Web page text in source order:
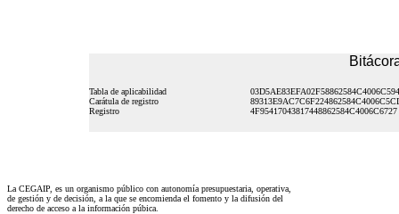
Tabla de aplicabilidad
Carátula de registro
Registro
4F95417043817448862584C4006C6727
La CEGAIP, es un organismo público con autonomía presupuestaria, operativa,
de gestión y de decisión, a la que se encomienda el fomento y la difusión del
derecho de acceso a la información púbica.